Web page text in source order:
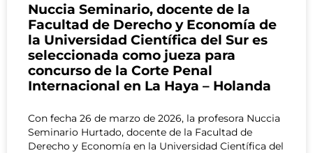
Nuccia Seminario, docente de la
Facultad de Derecho y Economía de
la Universidad Científica del Sur es
seleccionada como jueza para
concurso de la Corte Penal
Internacional en La Haya – Holanda
Con fecha 26 de marzo de 2026, la profesora Nuccia
Seminario Hurtado, docente de la Facultad de
Derecho y Economía en la Universidad Científica del